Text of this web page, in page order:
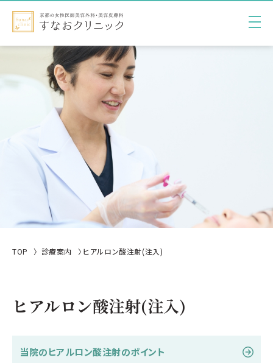
TOP 診療案内 ヒアルロン酸注射(注入)
ヒアルロン酸注射(注入)
当院のヒアルロン酸注射のポイント